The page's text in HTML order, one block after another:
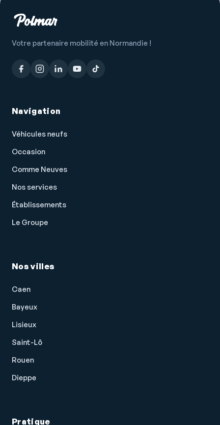
Système de prévention des collisions
Tissu Triangle Ties Noir/Gris
Vitres avant électriques
Vitres teintées
Volant cuir
Volant multifonction
Votre partenaire mobilité en Normandie !
Navigation
Véhicules neufs
Occasion
Comme Neuves
Nos services
Établissements
Le Groupe
Nos villes
Caen
Bayeux
Lisieux
Saint-Lô
Rouen
Dieppe
Pratique